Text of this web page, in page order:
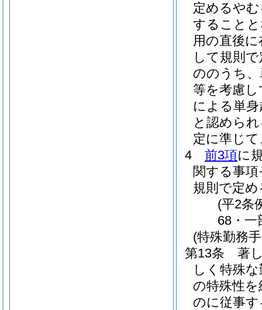
定めるや
すること
用の直後
して規則
ののうち
等を考慮
による単
と認めら
定に準じ
4
前3項に
関する事
規則で定め
(平2条
68・一
(特殊勤務
第13条
著
しく特殊
の特殊性
のに従事